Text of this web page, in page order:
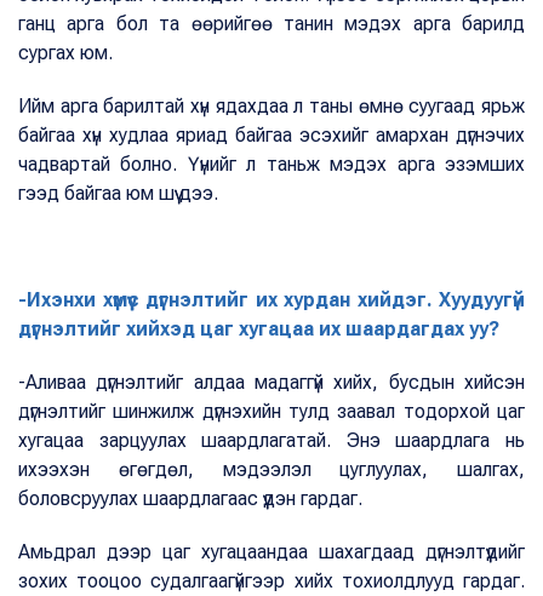
ганц арга бол та өөрийгөө танин мэдэх арга барилд
сургах юм.
Ийм арга барилтай хүн ядахдаа л таны өмнө суугаад ярьж
байгаа хүн худлаа яриад байгаа эсэхийг амархан дүгнэчих
чадвартай болно. Үүнийг л таньж мэдэх арга эзэмших
гээд байгаа юм шүү дээ.
-Ихэнхи хүмүүс дүгнэлтийг их хурдан хийдэг. Хуудуугүй
дүгнэлтийг хийхэд цаг хугацаа их шаардагдах уу?
-Аливаа дүгнэлтийг алдаа мадаггүй хийх, бусдын хийсэн
дүгнэлтийг шинжилж дүгнэхийн тулд заавал тодорхой цаг
хугацаа зарцуулах шаардлагатай. Энэ шаардлага нь
ихээхэн өгөгдөл, мэдээлэл цуглуулах, шалгах,
боловсруулах шаардлагаас үүдэн гардаг.
Амьдрал дээр цаг хугацаандаа шахагдаад дүгнэлтүүдийг
зохих тооцоо судалгаагүйгээр хийх тохиолдлууд гардаг.